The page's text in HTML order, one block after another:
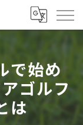
で始め
ゴルフ
は